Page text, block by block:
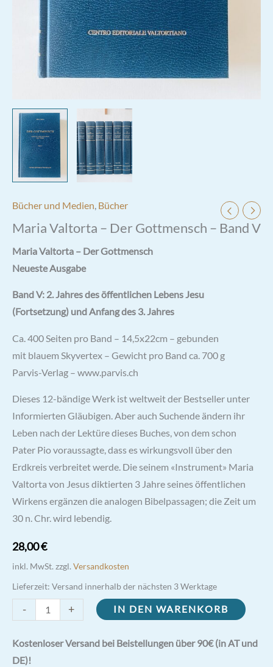
Bücher und Medien, Bücher
Maria Valtorta – Der Gottmensch – Band V
Maria Valtorta – Der Gottmensch
Neueste Ausgabe
Band V: 2. Jahres des öffentlichen Lebens Jesu
(Fortsetzung) und Anfang des 3. Jahres
Ca. 400 Seiten pro Band – 14,5x22cm – gebunden
mit blauem Skyvertex – Gewicht pro Band ca. 700 g
Parvis-Verlag – www.parvis.ch
Dieses 12-bändige Werk ist weltweit der Bestseller unter
Informierten Gläubigen. Aber auch Suchende ändern ihr
Leben nach der Lektüre dieses Buches, von dem schon
Pater Pio voraussagte, dass es wirkungsvoll über den
Erdkreis verbreitet werde. Die seinem «Instrument» Maria
Valtorta von Jesus diktierten 3 Jahre seines öffentlichen
Wirkens ergänzen die analogen Bibelpassagen; die Zeit um
30 n. Chr. wird lebendig.
28,00€
inkl. MwSt.zzgl.Versandkosten
Lieferzeit: Versand innerhalb der nächsten 3 Werktage
-
Valtorta
-
Der
+ IN DEN WARENKORB
Kostenloser Versand bei Beistellungen über 90€ (in AT und
DE)!